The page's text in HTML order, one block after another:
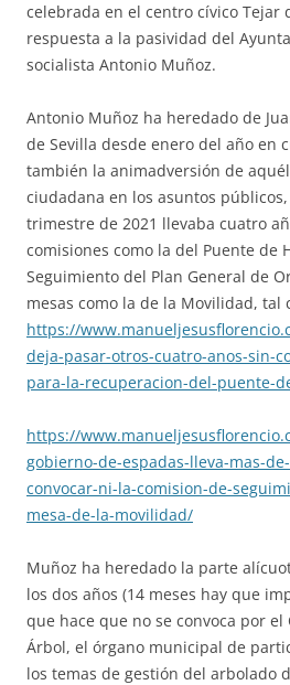
celebrada en el centro cívico Tejar
respuesta a la pasividad del
socialista Antonio Muñoz.
Antonio Muñoz ha heredado de
de Sevilla desde enero del año en
también la animadversión de
ciudadana en los asuntos
trimestre de 2021 llevaba cuatro
comisiones como la del Puente de
Seguimiento del Plan General de
mesas como la de la Movilidad, tal
https://
deja-pasar-otros-cuatro-anos-sin-
para-la-recuperacion-del-puente-
https://
gobierno-de-espadas-lleva-mas-
convocar-ni-la-comision-de-
mesa-de-la-movilidad/
Muñoz ha heredado la parte
los dos años (14 meses hay que
que hace que no se convoca por
Árbol, el órgano municipal de
los temas de gestión del arbolado